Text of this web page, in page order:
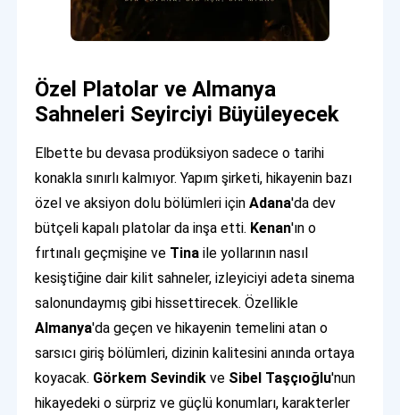
Özel Platolar ve Almanya
Sahneleri Seyirciyi Büyüleyecek
Elbette bu devasa prodüksiyon sadece o tarihi
konakla sınırlı kalmıyor. Yapım şirketi, hikayenin bazı
özel ve aksiyon dolu bölümleri içinAdana'da dev
bütçeli kapalı platolar da inşa etti. Kenan'ın o
fırtınalı geçmişine ve Tina ile yollarının nasıl
kesiştiğine dair kilit sahneler, izleyiciyi adeta sinema
salonundaymış gibi hissettirecek. Özellikle
Almanya'da geçen ve hikayenin temelini atan o
sarsıcı giriş bölümleri, dizinin kalitesini anında ortaya
koyacak. Görkem Sevindik ve Sibel Taşçıoğlu'nun
hikayedeki o sürpriz ve güçlü konumları, karakterler